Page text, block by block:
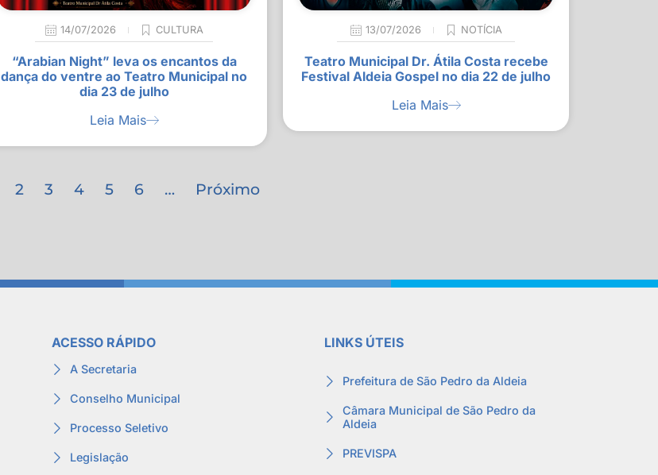
14/07/2026 CULTURA
“Arabian Night” leva os encantos da
dança do ventre ao Teatro Municipal no
dia 23 de julho
Leia Mais
13/07/2026 NOTÍCIA
Teatro Municipal Dr. Átila Costa recebe
Festival Aldeia Gospel no dia 22 de julho
Leia Mais
2 3 4 5 6 … Próximo
ACESSO RÁPIDO
A Secretaria
Conselho Municipal
Processo Seletivo
Legislação
LINKS ÚTEIS
Prefeitura de São Pedro da Aldeia
Câmara Municipal de São Pedro da
Aldeia
PREVISPA